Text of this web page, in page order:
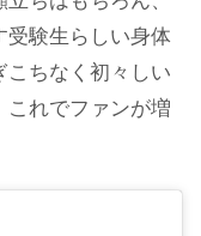
験生らしい身体
ちなく初々しい
れでファンが増